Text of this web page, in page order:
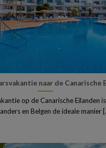
naar de Canarische
op de Canarische Eilanden
en Belgen de ideale manier